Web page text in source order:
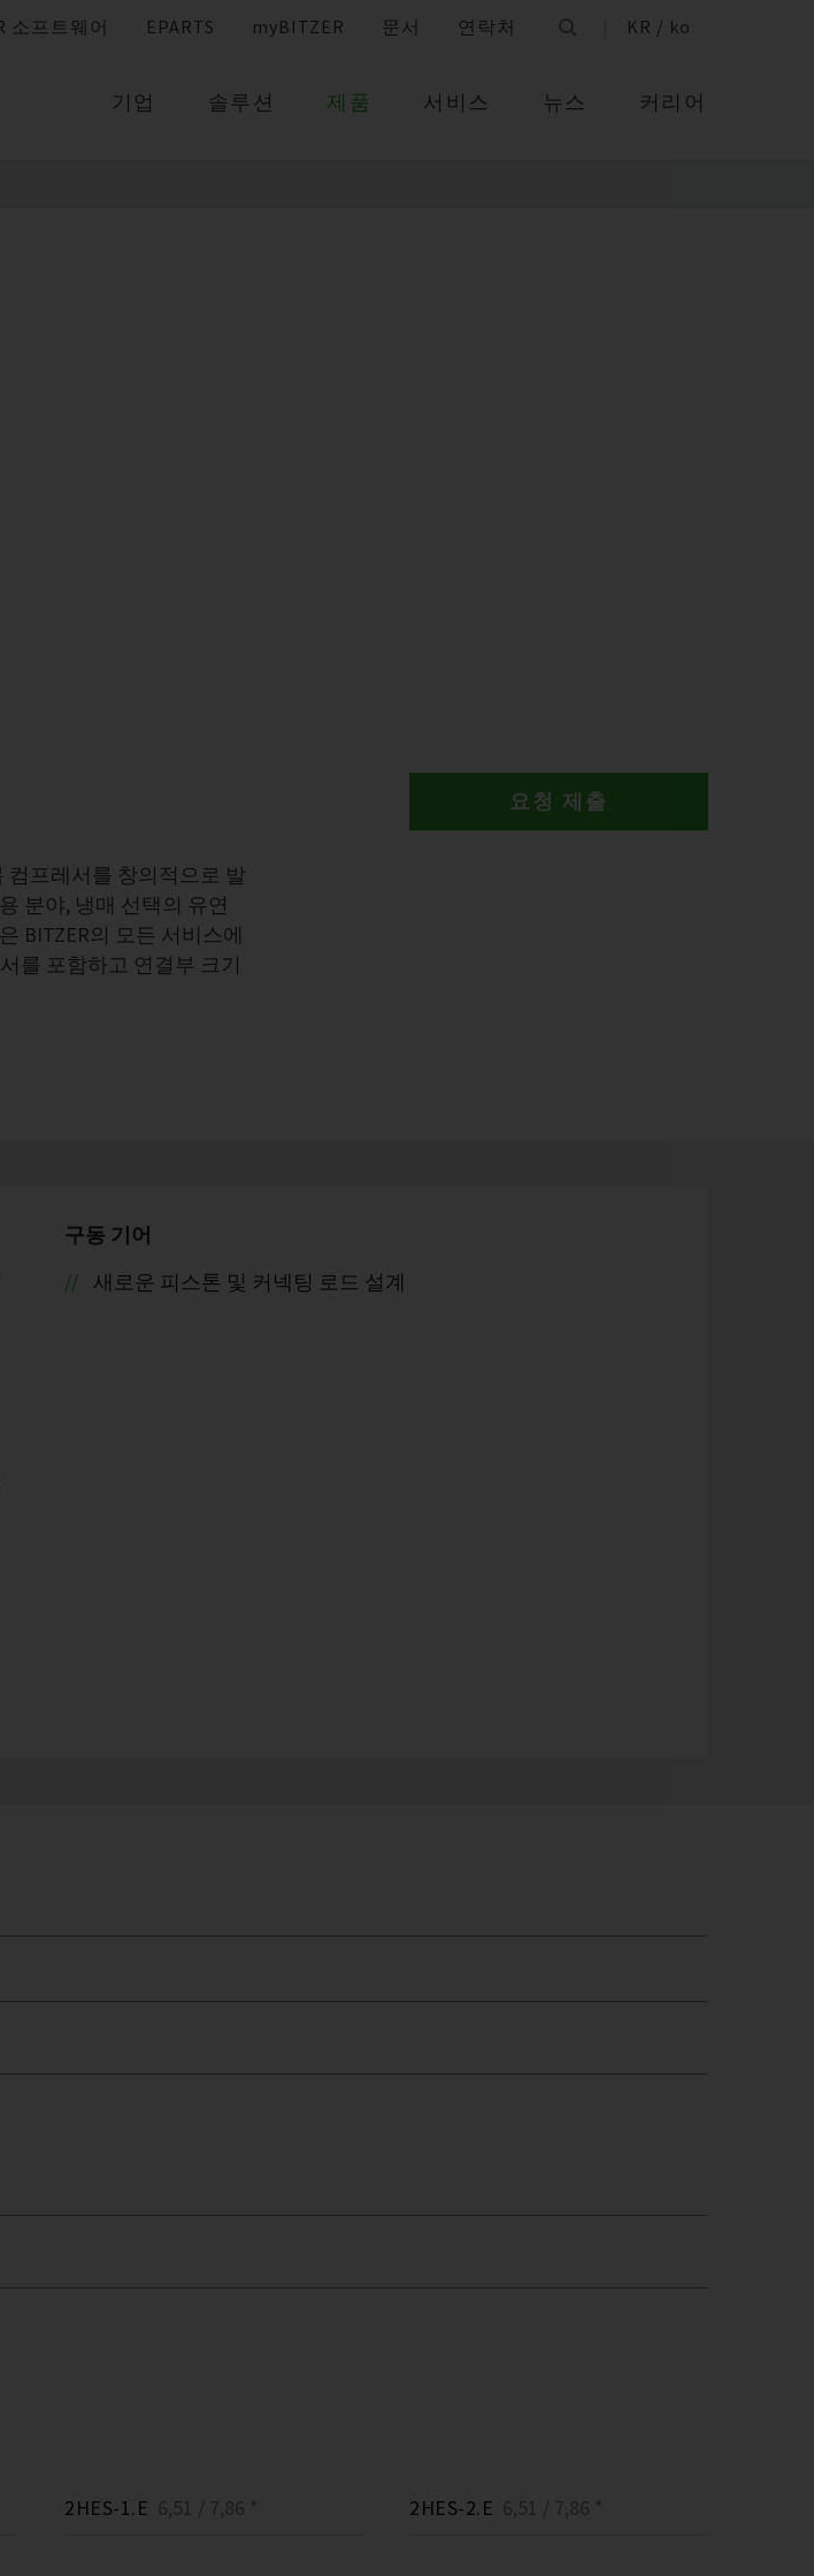
소프트웨어 EPARTS myBITZER 문서 연락처 KR / ko
기업 솔루션 제품 서비스 뉴스 커리어
컴프레서를 창의적으로 발
분야, 냉매 선택의 유연
BITZER의 모든 서비스에
를 포함하고 연결부 크기
요청 제출
구동 기어
새로운 피스톤 및 커넥팅 로드 설계
2HES-1.E 6,51 / 7,86 * 2HES-2.E 6,51 / 7,86 *